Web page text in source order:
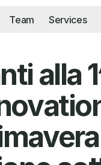
Team Services
alla